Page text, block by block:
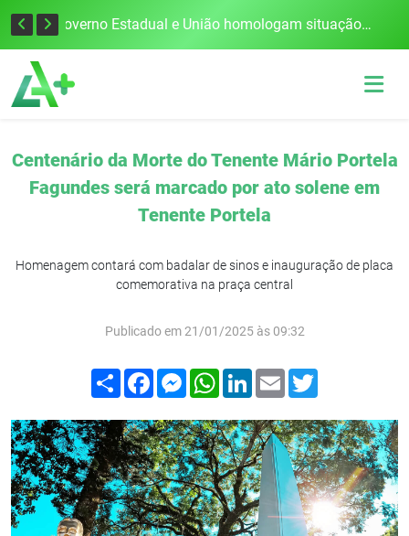
Defesa Civil alerta para risco de tornado e tempestades severas no RS entre esta quinta e sexta-feira Governo Estadual e União homologam situação de emergência em Frederico Westphalen após vendaval
Centenário da Morte do Tenente Mário Portela
Fagundes será marcado por ato solene em
Tenente Portela
Homenagem contará com badalar de sinos e inauguração de placa
comemorativa na praça central
Publicado em 21/01/2025 às 09:32
Compartilhar
FacebookMessenger
WhatsApp
LinkedIn
Email